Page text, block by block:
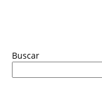
Buscar